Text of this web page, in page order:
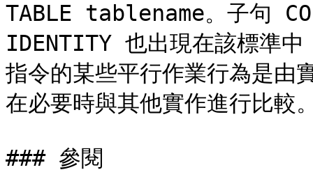
TABLE tablename。子句
IDENTITY 也出現在該標準中
指令的某些平行作業行為是由
在必要時與其他實作進行比較
### 參閱